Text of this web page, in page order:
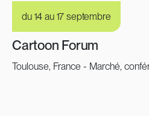
du 14 au 17 septembre
Cartoon Forum
Toulouse, France - Marché,